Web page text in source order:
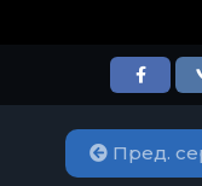
Пред.